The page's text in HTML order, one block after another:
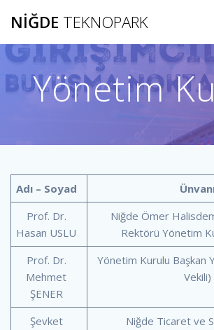
NIĞDE TEKNOPARK
Yönetim
Adı – Soyad
Prof. Dr.
Hasan USLU
Niğde Ömer
Rektörü Yönetim
Prof. Dr.
Mehmet
ŞENER
Yönetim Kurulu Başkan
Vekili)
Şevket
Niğde Ticaret ve